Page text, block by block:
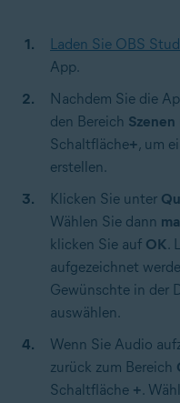
Laden Sie OBS
App.
Nachdem Sie die
den Bereich Szenen
Schaltfläche+, um
erstellen.
Klicken Sie unter
Wählen Sie dann
klicken Sie auf OK.
aufgezeichnet
Gewünschte in der
auswählen.
Wenn Sie Audio
zurück zum Bereich
Schaltfläche +.